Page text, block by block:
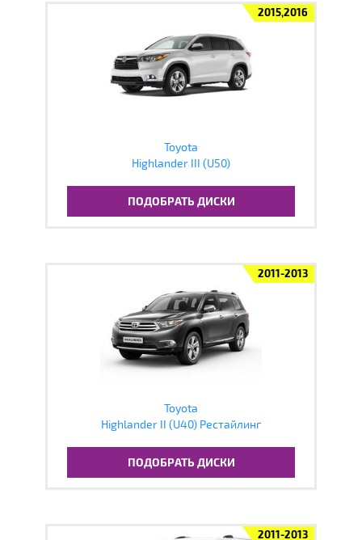
2015,2016
Toyota
Highlander III (U50)
ПОДОБРАТЬ ДИСКИ
2011-2013
Toyota
Highlander II (U40) Рестайлинг
ПОДОБРАТЬ ДИСКИ
2011-2013